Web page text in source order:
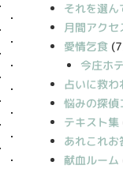
それを選ん
月間アク
愛情乞食
今庄ホ
占いに救
悩みの探偵
テキスト集
あれこれお
献血ルーム